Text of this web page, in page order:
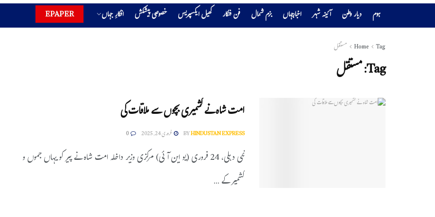
ہوم دیار وطن آئینہ شہر اخبارجہاں بزم شمال فن فنکار کھیل ایکسپریس خصوصی پیشکش افکارِ جہاں EPAPER
Home Tag مستقل
Tag:مستقل
امت شاہ نے کشمیری بچوں سے ملاقات کی
BYHINDUSTAN EXPRESS فروری 24, 2025 0
نئی دہلی، 24 فروری (یو این آئی) مرکزی وزیر داخلہ امت شاہ نے پیر کو یہاں جموں و
کشمیر کے ...